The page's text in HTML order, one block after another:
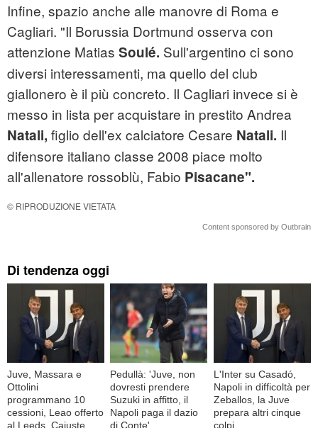
Infine, spazio anche alle manovre di Roma e
Cagliari. "Il Borussia Dortmund osserva con
attenzione Matias Soulé. Sull'argentino ci sono
diversi interessamenti, ma quello del club
giallonero è il più concreto. Il Cagliari invece si è
messo in lista per acquistare in prestito Andrea
Natali, figlio dell'ex calciatore Cesare Natali. Il
difensore italiano classe 2008 piace molto
all'allenatore rossoblù, Fabio Pisacane".
© RIPRODUZIONE VIETATA
Content sponsored by Outbrain
Di tendenza oggi
Juve, Massara e
Ottolini
programmano 10
cessioni, Leao offerto
al Leeds, Cajuste
Pedullà: 'Juve, non
dovresti prendere
Suzuki in affitto, il
Napoli paga il dazio
di Conte'
L'Inter su Casadó,
Napoli in difficoltà per
Zeballos, la Juve
prepara altri cinque
colpi